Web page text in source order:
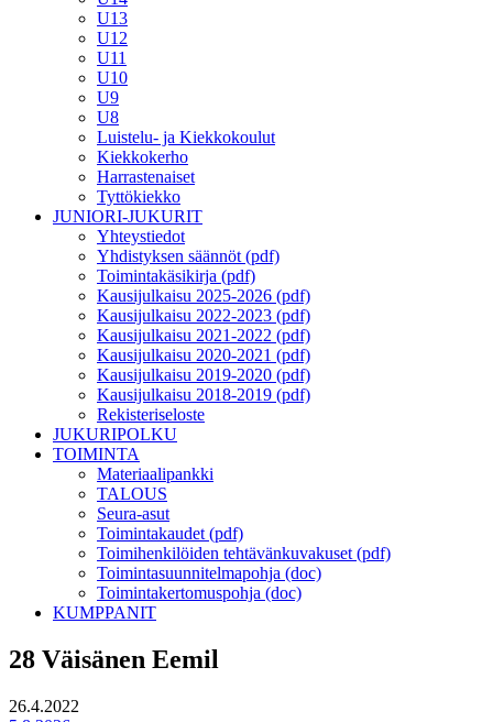
U13
U12
U11
U10
U9
U8
Luistelu- ja Kiekkokoulut
Kiekkokerho
Harrastenaiset
Tyttökiekko
JUNIORI-JUKURIT
Yhteystiedot
Yhdistyksen säännöt (pdf)
Toimintakäsikirja (pdf)
Kausijulkaisu 2025-2026 (pdf)
Kausijulkaisu 2022-2023 (pdf)
Kausijulkaisu 2021-2022 (pdf)
Kausijulkaisu 2020-2021 (pdf)
Kausijulkaisu 2019-2020 (pdf)
Kausijulkaisu 2018-2019 (pdf)
Rekisteriseloste
JUKURIPOLKU
TOIMINTA
Materiaalipankki
TALOUS
Seura-asut
Toimintakaudet (pdf)
Toimihenkilöiden tehtävänkuvakuset (pdf)
Toimintasuunnitelmapohja (doc)
Toimintakertomuspohja (doc)
KUMPPANIT
28 Väisänen Eemil
26.4.2022